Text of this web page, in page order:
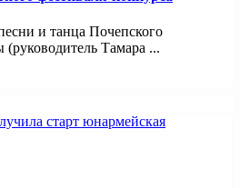
и танца Почепского
Тамара ...